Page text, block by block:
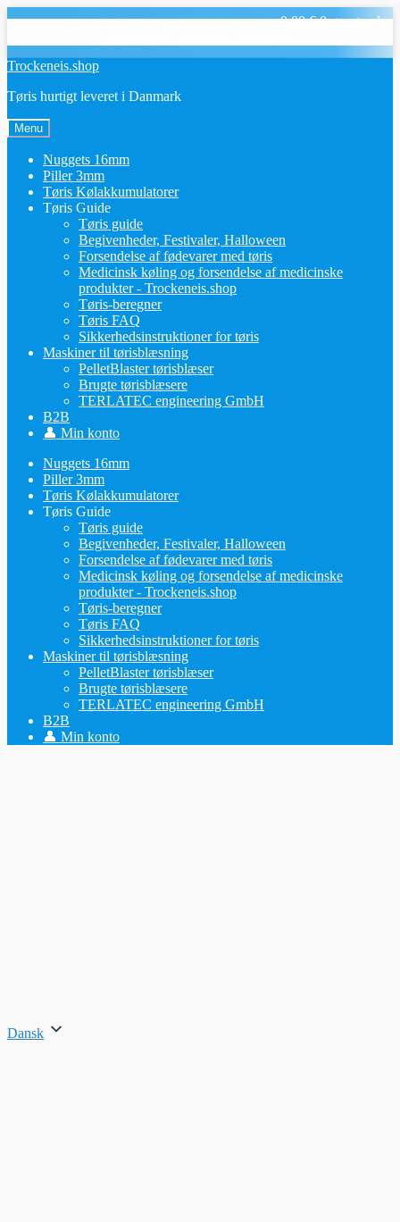
Spring
navigation
Spring
indhold
Trockeneis.shop
Tøris hurtigt leveret i Danmark
Menu
Nuggets 16mm
Piller 3mm
Tøris Kølakkumulatorer
Tøris Guide
Tøris guide
Begivenheder, Festivaler, Halloween
Forsendelse af fødevarer med tøris
Medicinsk køling og forsendelse af medicinske
produkter - Trockeneis.shop
Tøris-beregner
Tøris FAQ
Sikkerhedsinstruktioner for tøris
Maskiner til tørisblæsning
PelletBlaster tørisblæser
Brugte tørisblæsere
TERLATEC engineering GmbH
B2B
👤 Min konto
Nuggets 16mm
Piller 3mm
Tøris Kølakkumulatorer
Tøris Guide
Tøris guide
Begivenheder, Festivaler, Halloween
Forsendelse af fødevarer med tøris
Medicinsk køling og forsendelse af medicinske
produkter - Trockeneis.shop
Tøris-beregner
Tøris FAQ
Sikkerhedsinstruktioner for tøris
Maskiner til tørisblæsning
PelletBlaster tørisblæser
Brugte tørisblæsere
TERLATEC engineering GmbH
B2B
👤 Min konto
0,00€ 0 genstande
Dansk